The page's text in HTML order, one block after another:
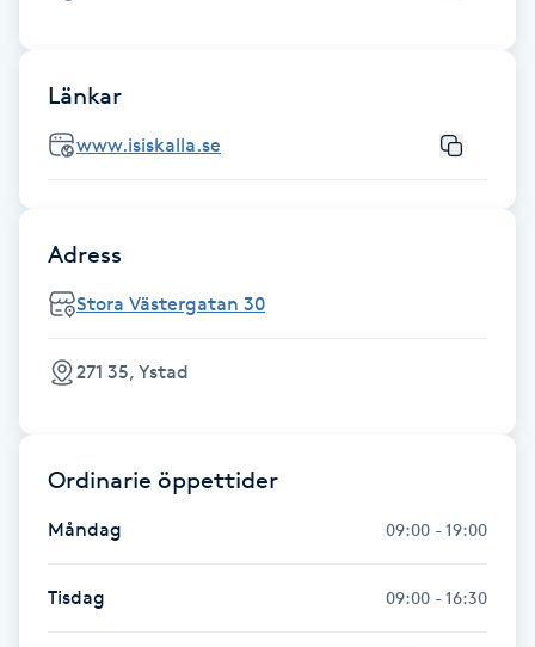
Gellack
Gellack med förstärkning
Gravidyoga
Gruppträning
Gua Sha-massage
Hatha Yoga
Headspa
Länkar
www.isiskalla.se
Adress
Stora Västergatan 30
271 35, Ystad
Ordinarie öppettider
Måndag 09:00 - 19:00
Tisdag 09:00 - 16:30